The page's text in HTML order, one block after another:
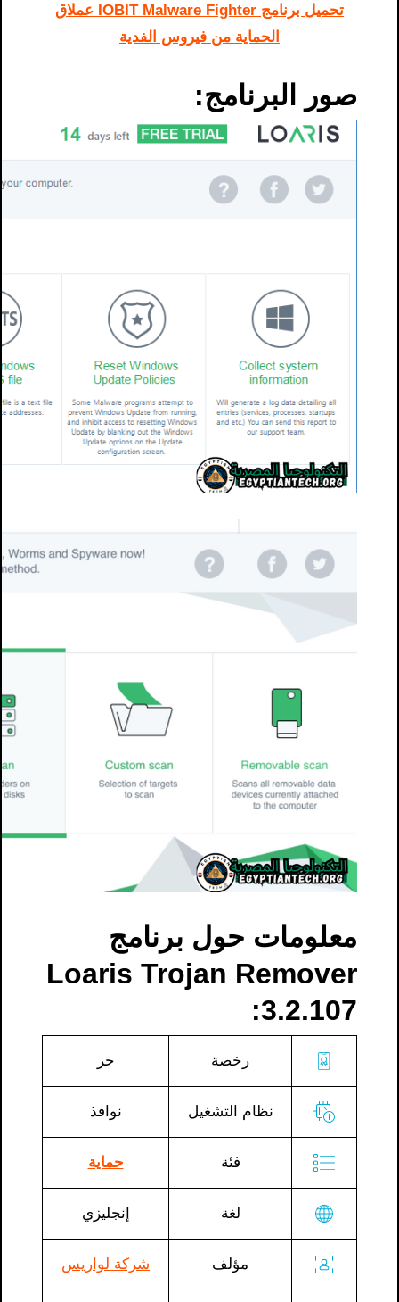
تحميل برنامج IOBIT Malware Fighter عملاق
الحماية من فيروس الفدية
صور البرنامج:
معلومات حول برنامج
Loaris Trojan Remover
3.2.107:
رخصة حر
نظام التشغيل نوافذ
فئة حماية
لغة إنجليزي
مؤلف شركة لواريس